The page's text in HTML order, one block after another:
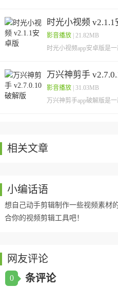
辑，而且这
时光小视频 v2.1.1
影音播放| 21.82MB
时光小视频app安卓版是
美哒的
万兴神剪手
影音播放| 31.03MB
万兴神剪手app破解版是
相关文章
小编话语
想自己动手剪辑制作一些视频素材
合你的视频剪辑工具吧！
网友评论
0 条评论